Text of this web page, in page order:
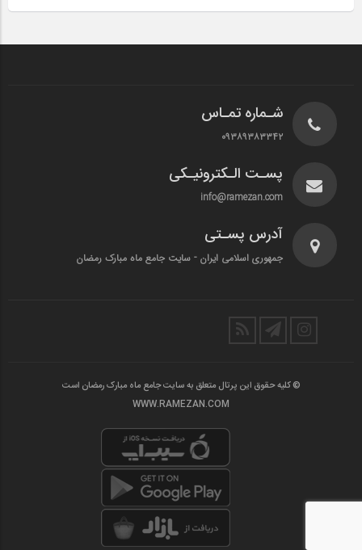
شـماره تمـاس
۰۹۳۸۹۳۸۳۳۴۲
پسـت الـکترونیـکی
info@ramezan.com
آدرس پسـتی
جمهوری اسلامی ایران - سایت جامع ماه مبارک رمضان
© کلیه حقوق این پرتال متعلق به سایت جامع ماه مبارک رمضان است
WWW.RAMEZAN.COM